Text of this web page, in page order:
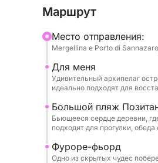
очаровательными
комнатами с душем,
наслаждаться каждым
для купания в
просто отдыха под
Уникальность этого
окружающее
Опытный экипаж будет
Маршрут
Mесто отправления:
Mergellina e Porto di
Для меня
Удивительный архипелаг
идеально подходят для
Большой пляж
Бьющееся сердце деревни,
подходит для прогулки,
Фуроре-фьорд
Одно из скрытых чудес